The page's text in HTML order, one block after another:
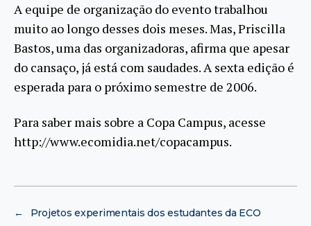
A equipe de organização do evento trabalhou
muito ao longo desses dois meses. Mas, Priscilla
Bastos, uma das organizadoras, afirma que apesar
do cansaço, já está com saudades. A sexta edição é
esperada para o próximo semestre de 2006.
Para saber mais sobre a Copa Campus, acesse
http://www.ecomidia.net/copacampus.
←
Projetos experimentais dos estudantes da ECO